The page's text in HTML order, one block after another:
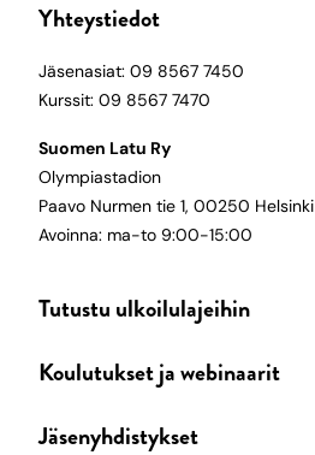
Yhteystiedot
Jäsenasiat: 09 8567 7450
Kurssit: 09 8567 7470
Suomen Latu Ry
Olympiastadion
Paavo Nurmen tie 1, 00250 Helsinki
Avoinna: ma-to 9:00-15:00
Tutustu ulkoilulajeihin
Koulutukset ja webinaarit
Jäsenyhdistykset